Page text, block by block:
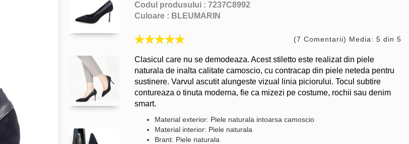
Codul produsului : 7237C8992
Culoare : BLEUMARIN
(7 Comentarii) Media: 5 din 5
Clasicul care nu se demodeaza. Acest stiletto este realizat din piele
naturala de inalta calitate camoscio, cu contracap din piele neteda pentru
sustinere. Varvul ascutit alungeste vizual linia piciorului. Tocul subtire
contureaza o tinuta moderna, fie ca mizezi pe costume, rochii sau denim
smart.
Material exterior: Piele naturala intoarsa camoscio
Material interior: Piele naturala
Brant: Piele naturala